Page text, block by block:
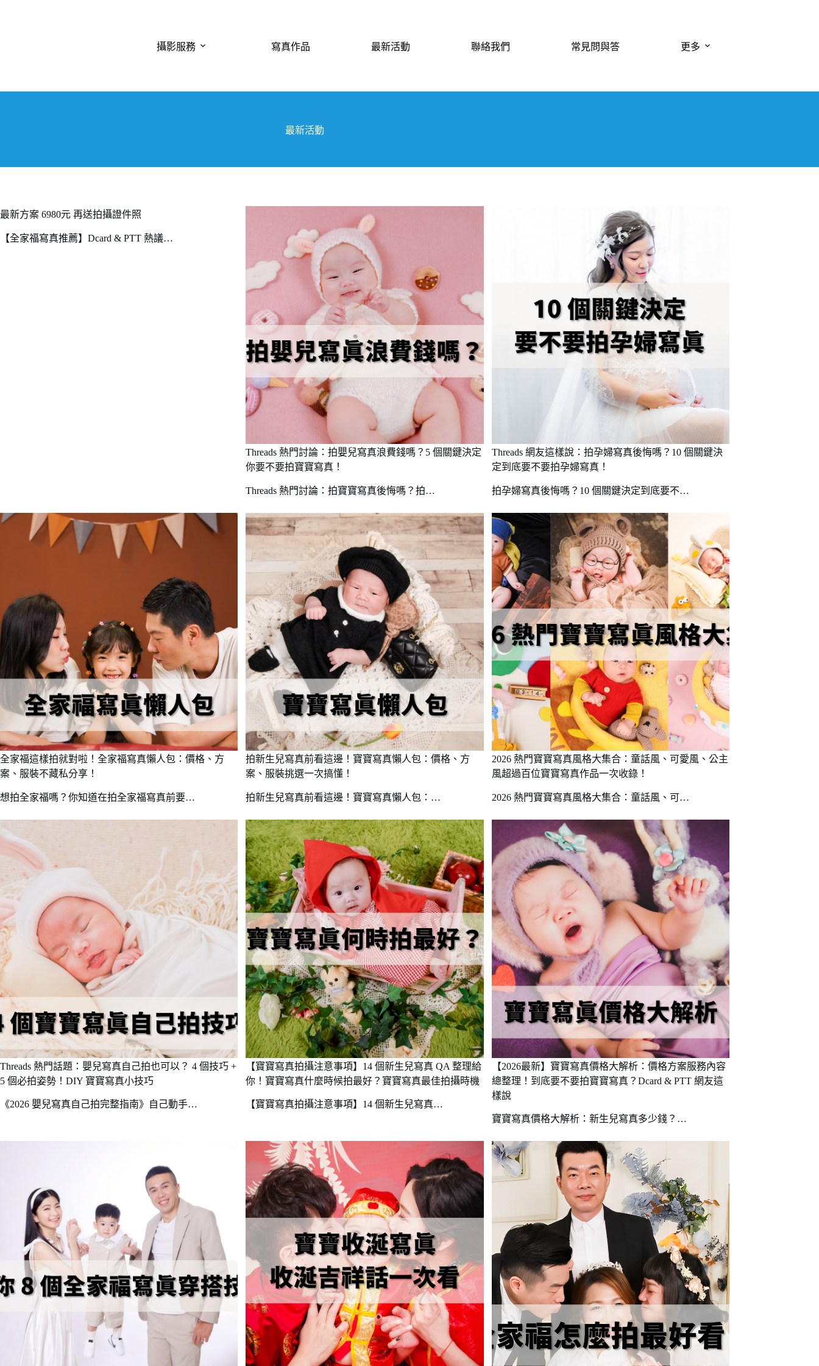
攝影服務 寫真作品 最新活動 聯絡我們 常見問與答 更多
最新活動
最新方案 6980元 再送拍攝證件照
【全家福寫真推薦】Dcard & PTT 熱議…
Threads 熱門討論：拍嬰兒寫真浪費錢嗎？5 個關鍵決定
你要不要拍寶寶寫真！
Threads 熱門討論：拍寶寶寫真後悔嗎？拍…
Threads 網友這樣說：拍孕婦寫真後悔嗎？10 個關鍵決
定到底要不要拍孕婦寫真！
拍孕婦寫真後悔嗎？10 個關鍵決定到底要不…
全家福這樣拍就對啦！全家福寫真懶人包：價格、方
案、服裝不藏私分享！
想拍全家福嗎？你知道在拍全家福寫真前要…
拍新生兒寫真前看這邊！寶寶寫真懶人包：價格、方
案、服裝挑選一次搞懂！
拍新生兒寫真前看這邊！寶寶寫真懶人包：…
2026 熱門寶寶寫真風格大集合：童話風、可愛風、公主
風超過百位寶寶寫真作品一次收錄！
2026 熱門寶寶寫真風格大集合：童話風、可…
Threads 熱門話題：嬰兒寫真自己拍也可以？ 4 個技巧 +
5 個必拍姿勢！DIY 寶寶寫真小技巧
《2026 嬰兒寫真自己拍完整指南》自己動手…
【寶寶寫真拍攝注意事項】14 個新生兒寫真 QA 整理給
你！寶寶寫真什麼時候拍最好？寶寶寫真最佳拍攝時機
【寶寶寫真拍攝注意事項】14 個新生兒寫真…
【2026最新】寶寶寫真價格大解析：價格方案服務內容
總整理！到底要不要拍寶寶寫真？Dcard & PTT 網友這
樣說
寶寶寫真價格大解析：新生兒寫真多少錢？…